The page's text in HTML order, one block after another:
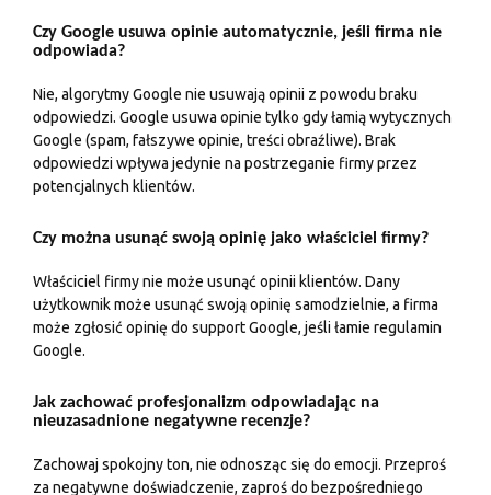
Czy Google usuwa opinie automatycznie, jeśli firma nie
odpowiada?
Nie, algorytmy Google nie usuwają opinii z powodu braku
odpowiedzi. Google usuwa opinie tylko gdy łamią wytycznych
Google (spam, fałszywe opinie, treści obraźliwe). Brak
odpowiedzi wpływa jedynie na postrzeganie firmy przez
potencjalnych klientów.
Czy można usunąć swoją opinię jako właściciel firmy?
Właściciel firmy nie może usunąć opinii klientów. Dany
użytkownik może usunąć swoją opinię samodzielnie, a firma
może zgłosić opinię do support Google, jeśli łamie regulamin
Google.
Jak zachować profesjonalizm odpowiadając na
nieuzasadnione negatywne recenzje?
Zachowaj spokojny ton, nie odnosząc się do emocji. Przeproś
za negatywne doświadczenie, zaproś do bezpośredniego